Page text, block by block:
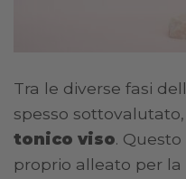
Tra le diverse fasi
spesso
tonico viso.
proprio alleato per